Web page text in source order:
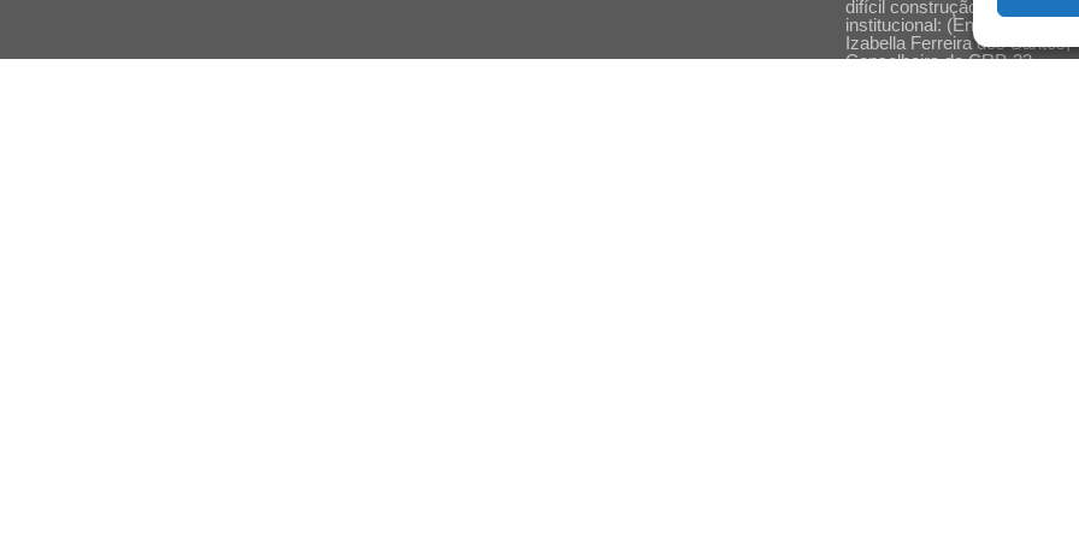
difícil construção do
institucional: (En)cena
Izabella Ferreira dos Santos,
Conselheira do CRP-23